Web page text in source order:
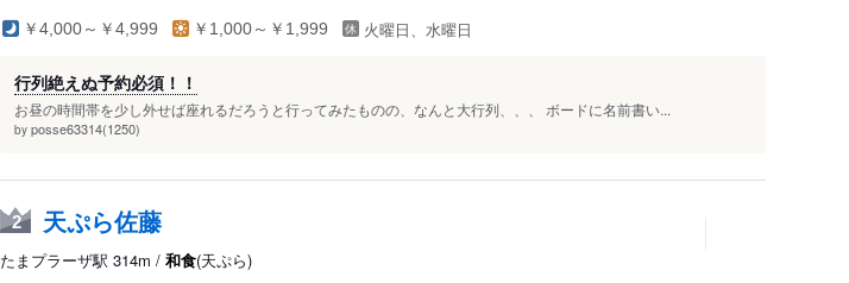
￥4,000～￥4,999 ￥1,000～￥1,999 火曜日、水曜日
行列絶えぬ予約必須！！
お昼の時間帯を少し外せば座れるだろうと行ってみたものの、なんと大行列、、、 ボードに名前書い...
by posse63314(1250)
2 天ぷら佐藤
たまプラーザ駅 314m / 和食(天ぷら)